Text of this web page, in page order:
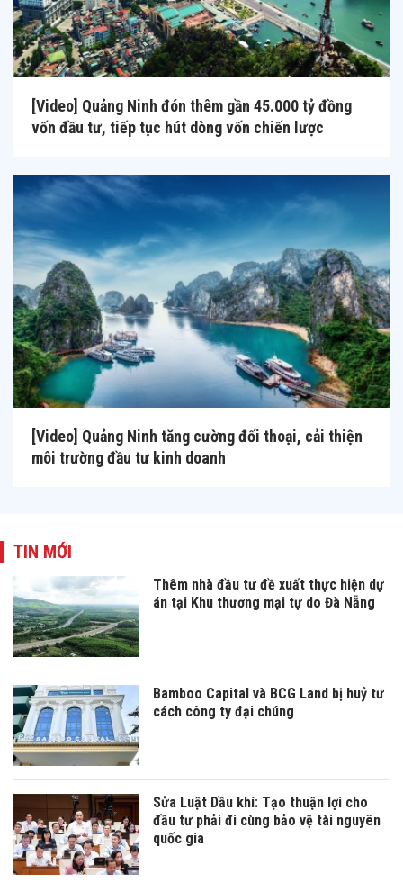
[Video] Quảng Ninh đón thêm gần 45.000 tỷ đồng
vốn đầu tư, tiếp tục hút dòng vốn chiến lược
[Video] Quảng Ninh tăng cường đối thoại, cải thiện
môi trường đầu tư kinh doanh
TIN MỚI
Thêm nhà đầu tư đề xuất thực hiện dự
án tại Khu thương mại tự do Đà Nẵng
Bamboo Capital và BCG Land bị huỷ tư
cách công ty đại chúng
Sửa Luật Dầu khí: Tạo thuận lợi cho
đầu tư phải đi cùng bảo vệ tài nguyên
quốc gia